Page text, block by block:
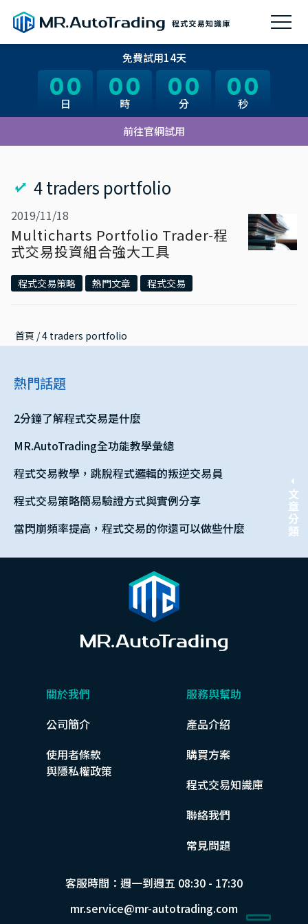
00
日 00
時 00
分 00
秒
前往官網試用
免費試用14天
00
日 00
時 00
分 00
秒
4 traders portfolio
2019/11/18
Multicharts Portfolio Trader-程
式交易投資組合強大工具
程式交易策略 熱門文章 程式交易
首頁 / 4 traders portfolio
熱門話題
2分鐘了解程式交易是什麼
MR.AutoTrading全功能教學彙總
程式交易教學，跳脫程式邏輯的叛逆交易員
程式交易策略簡易驗證方式與實例分享
當閃崩頻率提高，程式交易的你還可以做些什麼
關於我們
公司簡介
使用者條款
與隱私權政策
服務與幫助
產品介紹
購買方案
程式交易知識庫
聯絡我們
常見問題
客服時間：週一到週五 08:30 - 17:30
mr.service@mr-autotrading.com
文章分類